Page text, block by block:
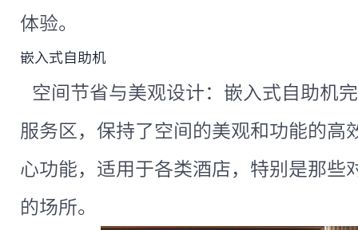
体验。
嵌入式自助机
空间节省与美观设计：嵌入式自助机
服务区，保持了空间的美观和功能的高
心功能，适用于各类酒店，特别是那些
的场所。